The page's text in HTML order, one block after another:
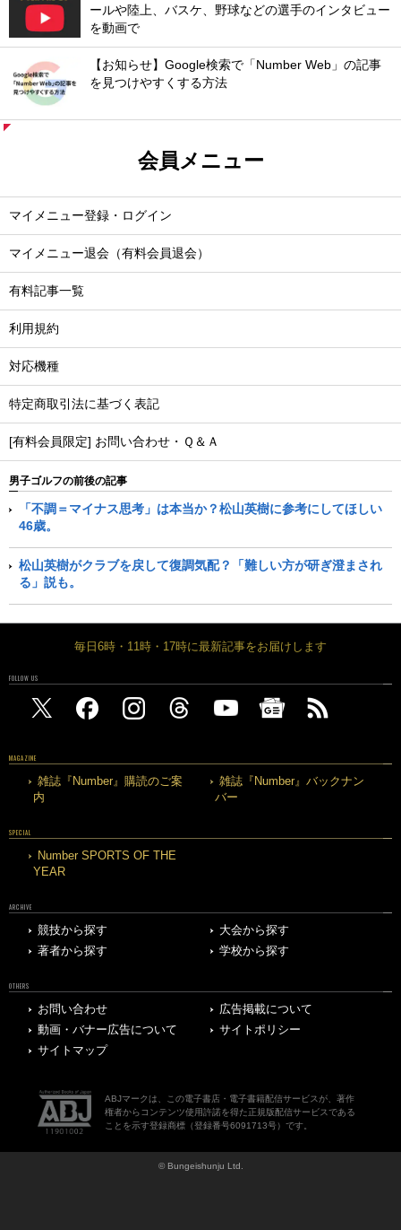
ールや陸上、バスケ、野球などの選手のインタビュー
を動画で
【お知らせ】Google検索で「Number Web」の記事
を見つけやすくする方法
会員メニュー
マイメニュー登録・ログイン
マイメニュー退会（有料会員退会）
有料記事一覧
利用規約
対応機種
特定商取引法に基づく表記
[有料会員限定] お問い合わせ・Ｑ＆Ａ
男子ゴルフの前後の記事
「不調＝マイナス思考」は本当か？松山英樹に参考にしてほしい
46歳。
松山英樹がクラブを戻して復調気配？「難しい方が研ぎ澄まされ
る」説も。
毎日6時・11時・17時に最新記事をお届けします
FOLLOW US
MAGAZINE
雑誌『Number』購読のご案
内
雑誌『Number』バックナン
バー
SPECIAL
Number SPORTS OF THE
YEAR
ARCHIVE
競技から探す
大会から探す
著者から探す
学校から探す
OTHERS
お問い合わせ
広告掲載について
動画・バナー広告について
サイトポリシー
サイトマップ
ABJマークは、この電子書店・電子書籍配信サービスが、著作
権者からコンテンツ使用許諾を得た正規版配信サービスである
ことを示す登録商標（登録番号6091713号）です。
© Bungeishunju Ltd.